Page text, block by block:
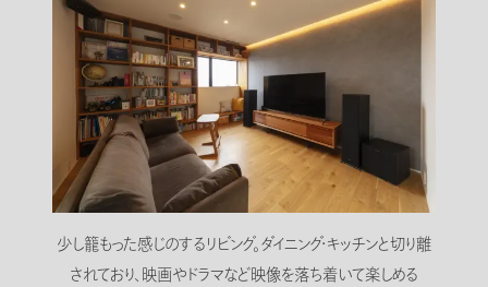
少し籠もった感じのするリビング。ダイニング・キッチンと切り離
されており、映画やドラマなど映像を落ち着いて楽しめる